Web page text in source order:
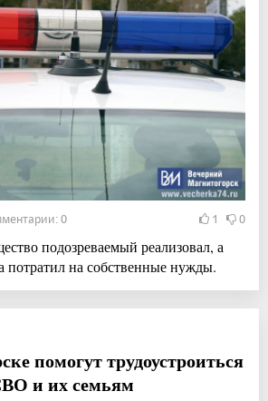
0 1 0
подозреваемый реализовал, а
потратил на собственные нужды.
помогут трудоустроиться
и их семьям